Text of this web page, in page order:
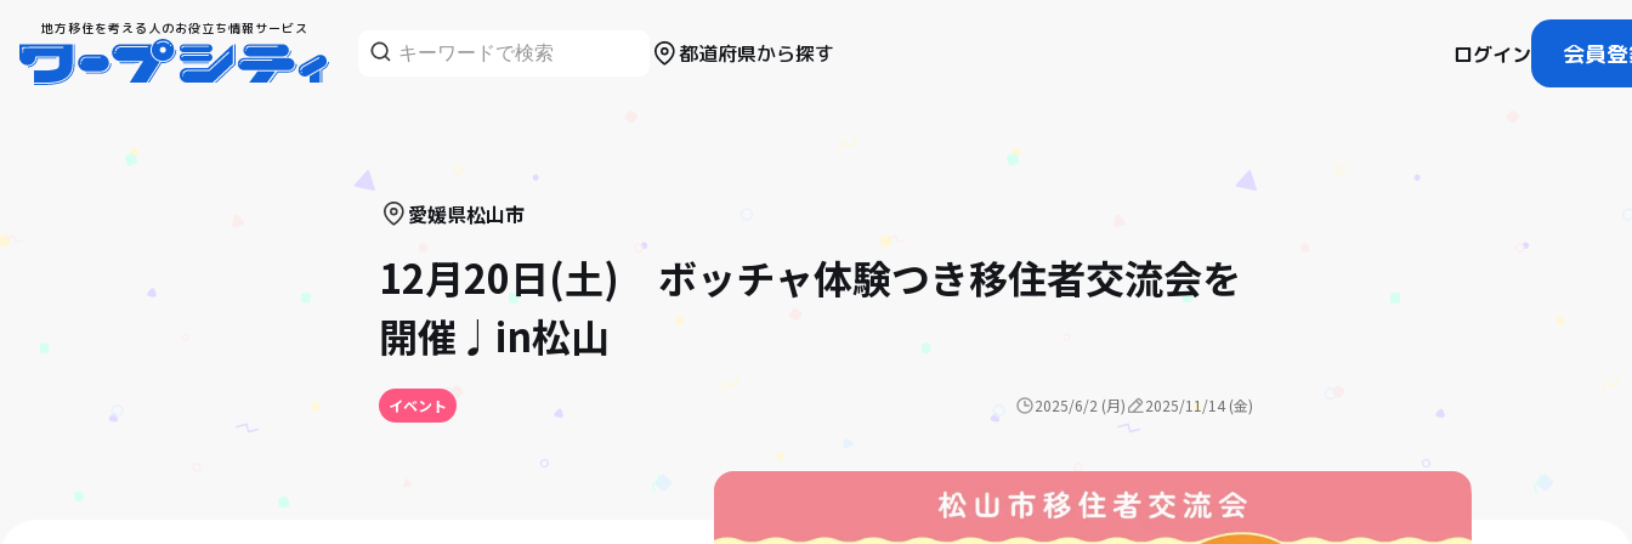
地方移住を考える人のお役立ち情報サービス
都道府県から探す ログイン 会員
愛媛県松山市
12月20日(土) ボッチャ体験つき移住者交流会を
開催♩in松山
イベント 2025/6/2 (月) 2025/11/14 (金)